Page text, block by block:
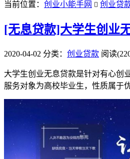
当前位置： 创业小能手网  创业贷
[无息贷款]大学生创业
2020-04-02 分类： 创业贷款 阅读
大学生创业无息贷款是针对有心创
服务对象为高校毕业生，性质属于